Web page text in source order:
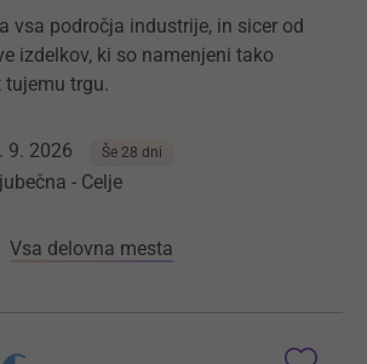
vsa področja industrije, in sicer od
izdelkov, ki so namenjeni tako
trgu.
9. 2026 Še 28 dni
- Celje
Vsa delovna mesta